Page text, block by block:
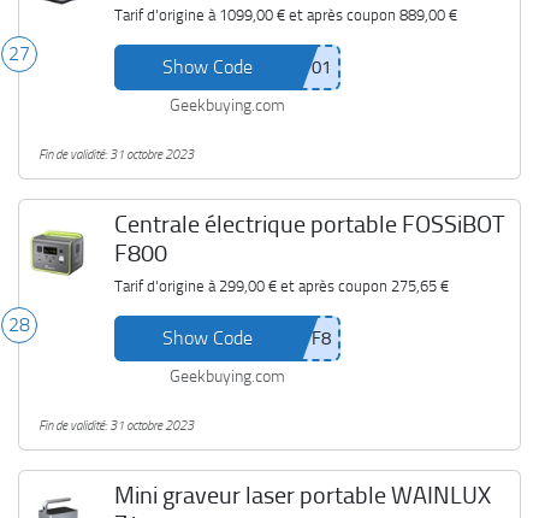
27
Tarif d'origine à 1099,00 €et après coupon 889,00 €
Show Code
Geekbuying.com
Fin de validité: 31 octobre 2023
28
Centrale électrique portable FOSSiBOT
F800
Tarif d'origine à 299,00 €et après coupon 275,65 €
Show Code
Geekbuying.com
Fin de validité: 31 octobre 2023
Mini graveur laser portable WAINLUX